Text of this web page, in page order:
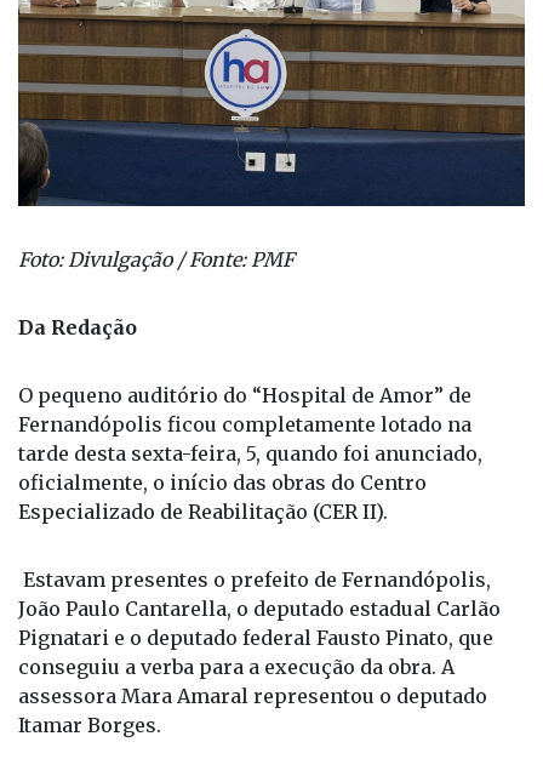
O pequeno auditório do “Hospital de Amor” de
Fernandópolis ficou completamente lotado na
tarde desta sexta-feira, 5, quando foi anunciado,
oficialmente, o início das obras do Centro
Estavam presentes o prefeito de Fernandópolis,
João Paulo Cantarella, o deputado estadual Carlão
Pignatari e o deputado federal Fausto Pinato, que
conseguiu a verba para a execução da obra. A
assessora Mara Amaral representou o deputado